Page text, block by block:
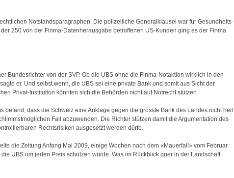
Notstandsparagraphen. Die polizeiliche Generalklausel war für Gesundheits-
250 von der Finma-Datenherausgabe betroffenen US-Kunden ging es der Finma
Bundesrichter von der SVP. Ob die UBS ohne die Finma-Notaktion wirklich in den
er. Und selbst wenn, die UBS sei eine private Bank und somit aus Sicht der
Privat-Institution könnten sich die Behörden nicht auf Notrecht stützen.
dass die Schweiz eine Anklage gegen die grösste Bank des Landes nicht heil
Fall abzuwenden. Die Richter stützen damit die Argumentation des
Rechtsrisiken ausgesetzt werden dürfe.
die Zeitung Anfang Mai 2009, einige Wochen nach dem «Mauerfall» vom Februar
UBS um jeden Preis schützen würde. Was im Rückblick quer in der Landschaft